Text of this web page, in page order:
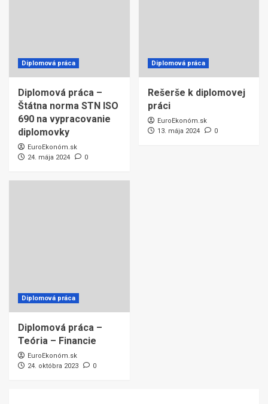
Diplomová práca
Diplomová práca –
Štátna norma STN ISO
690 na vypracovanie
diplomovky
EuroEkonóm.sk
24. mája 2024
0
Diplomová práca
Rešerše k diplomovej
práci
EuroEkonóm.sk
13. mája 2024
0
Diplomová práca
Diplomová práca –
Teória – Financie
EuroEkonóm.sk
24. októbra 2023
0